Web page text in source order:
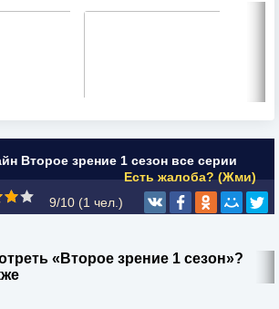
Второе зрение 1 сезон все серии
Есть жалоба? (Жми)
9/10 (1 чел.)
«Второе зрение 1 сезон»?